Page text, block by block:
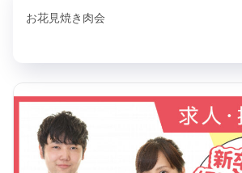
お花見焼き肉会